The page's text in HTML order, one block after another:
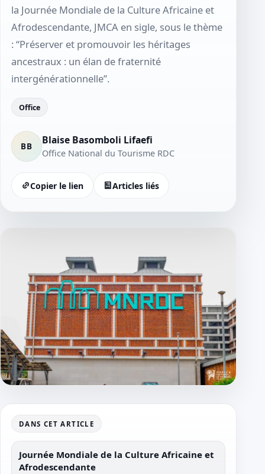
la Journée Mondiale de la Culture Africaine et
Afrodescendante, JMCA en sigle, sous le thème
: “Préserver et promouvoir les héritages
ancestraux : un élan de fraternité
intergénérationnelle”.
Office
BB
Blaise Basomboli Lifaefi
Office National du Tourisme RDC
Copier le lien Articles liés
DANS CET ARTICLE
Journée Mondiale de la Culture Africaine et
Afrodescendante